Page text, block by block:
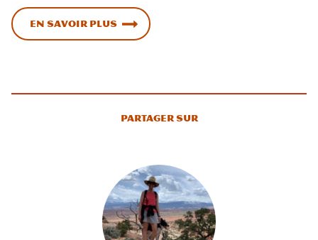
En savoir plus
Partager sur